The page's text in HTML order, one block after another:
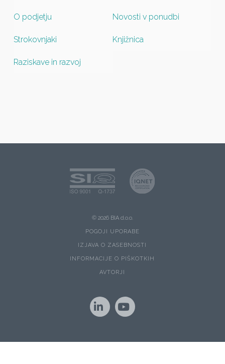
O podjetju
Strokovnjaki
Raziskave in razvoj
Novosti v ponudbi
Knjižnica
© 2026 BIA d.o.o.
POGOJI UPORABE
IZJAVA O ZASEBNOSTI
INFORMACIJE O PIŠKOTKIH
AVTORJI